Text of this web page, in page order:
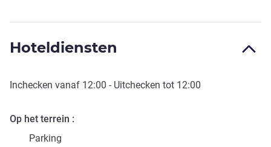
Hoteldiensten
Inchecken vanaf 12:00 - Uitchecken tot 12:00
Op het terrein
Parking